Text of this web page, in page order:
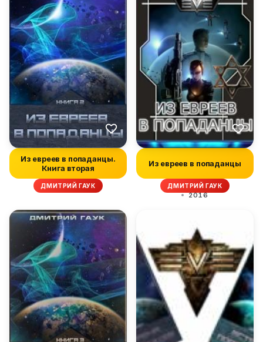
Из евреев в попаданцы.
Книга вторая
ДМИТРИЙ ГАУК
Из евреев в попаданцы
ДМИТРИЙ ГАУК
2016